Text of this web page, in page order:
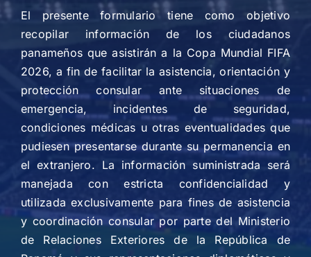
El presente formulario tiene como objetivo
recopilar información de los ciudadanos
panameños que asistirán a la Copa Mundial FIFA
2026, a fin de facilitar la asistencia, orientación y
protección consular ante situaciones de
emergencia, incidentes de seguridad,
condiciones médicas u otras eventualidades que
pudiesen presentarse durante su permanencia en
el extranjero. La información suministrada será
manejada con estricta confidencialidad y
utilizada exclusivamente para fines de asistencia
y coordinación consular por parte del Ministerio
de Relaciones Exteriores de la República de